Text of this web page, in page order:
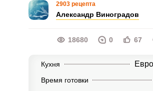
2903 рецепта
Александр Виноградов
18680 0 67
Кухня
Время готовки